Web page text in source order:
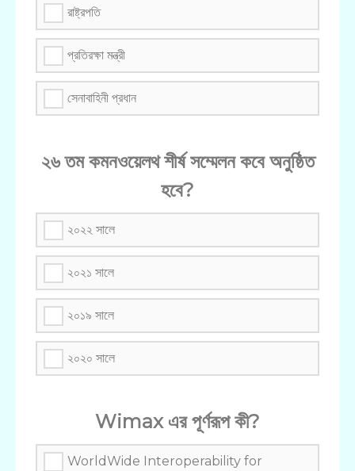
রাষ্ট্রপতি
প্রতিরক্ষা মন্ত্রী
সেনাবাহিনী প্রধান
২৬ তম কমনওয়েলথ শীর্ষ সম্মেলন কবে অনুষ্ঠিত
হবে?
২০২২ সালে
২০২১ সালে
২০১৯ সালে
২০২০ সালে
Wimax এর পূর্ণরূপ কী?
WorldWide Interoperability for